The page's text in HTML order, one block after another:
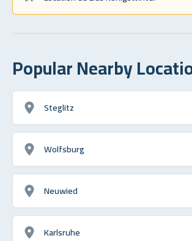
Popular Nearby
Steglitz
Wolfsburg
Neuwied
Karlsruhe